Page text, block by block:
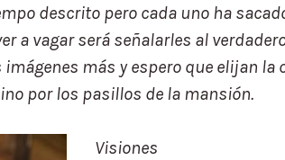
descrito pero cada uno ha
a vagar será señalarles al
imágenes más y espero que elijan la
por los pasillos de la mansión.
Visiones